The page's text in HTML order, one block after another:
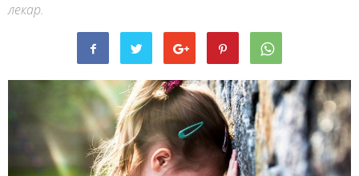
лекар.